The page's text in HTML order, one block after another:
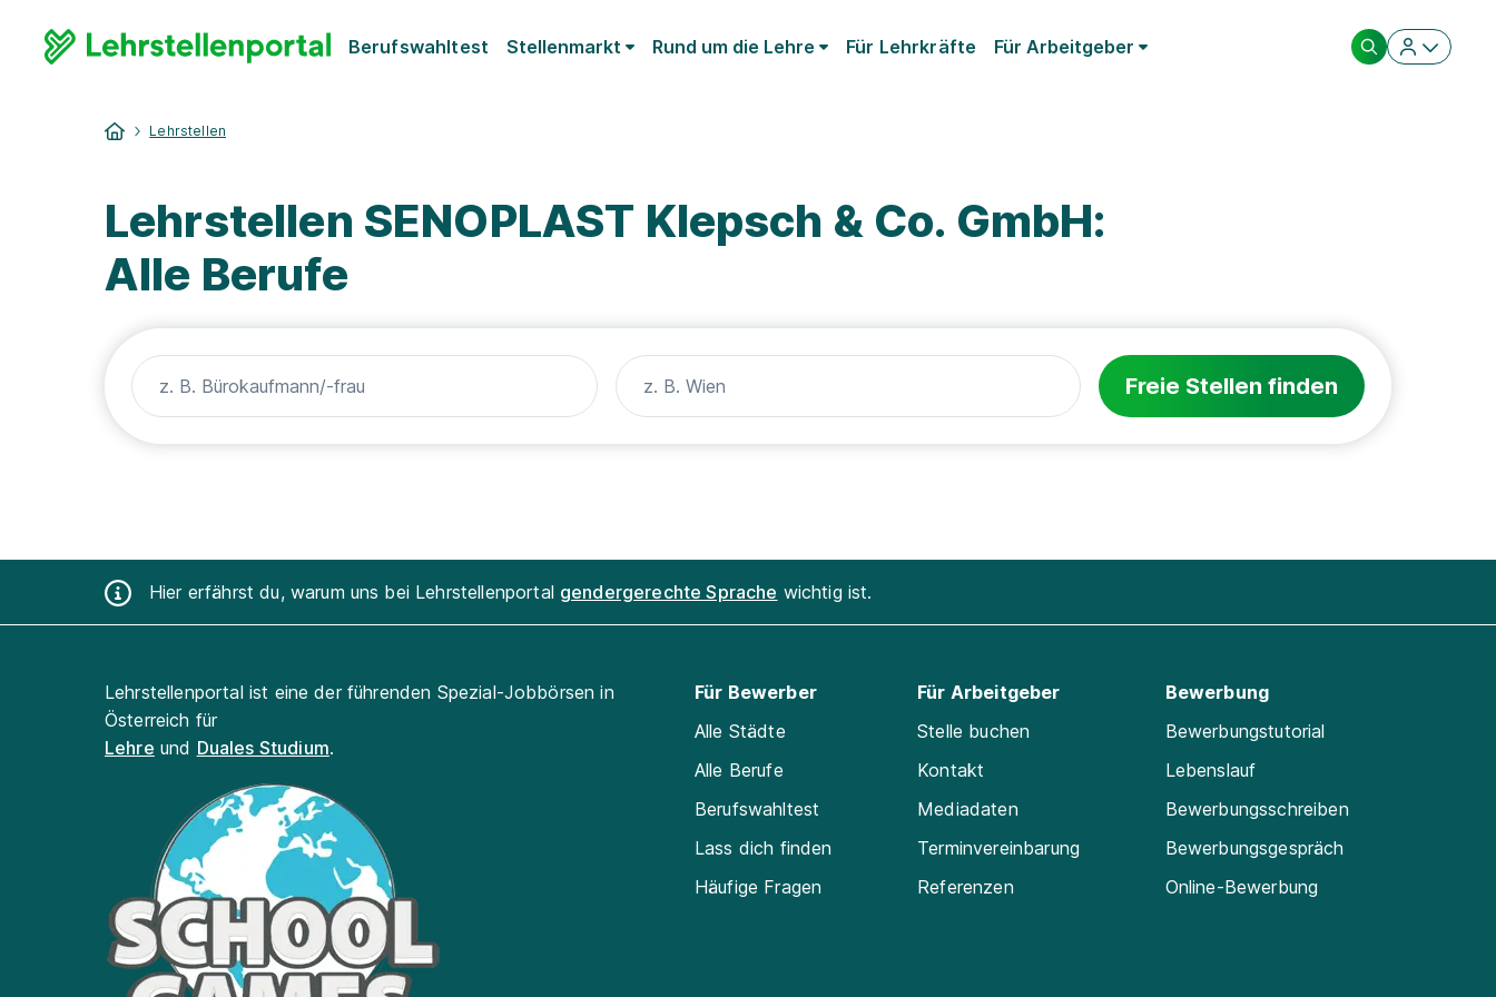
Berufswahltest Stellenmarkt Rund um die Lehre Für Lehrkräfte Für Arbeitgeber
Lehrstellen
Lehrstellen SENOPLAST Klepsch & Co. GmbH:
Alle Berufe
Freie Stellen finden
Hier erfährst du, warum uns bei Lehrstellenportal gendergerechte Sprache wichtig ist.
Lehrstellenportal ist eine der führenden Spezial-Jobbörsen in
Österreich für
Lehre und Duales Studium.
Für Bewerber
Alle Städte
Alle Berufe
Berufswahltest
Lass dich finden
Häufige Fragen
Für Arbeitgeber
Stelle buchen
Kontakt
Mediadaten
Terminvereinbarung
Referenzen
Bewerbung
Bewerbungstutorial
Lebenslauf
Bewerbungsschreiben
Bewerbungsgespräch
Online-Bewerbung